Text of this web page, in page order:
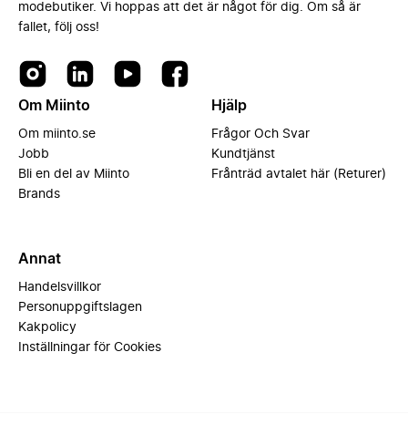
modebutiker. Vi hoppas att det är något för dig. Om så är
fallet, följ oss!
Om Miinto
Om miinto.se
Jobb
Bli en del av Miinto
Brands
Hjälp
Frågor Och Svar
Kundtjänst
Frånträd avtalet här (Returer)
Annat
Handelsvillkor
Personuppgiftslagen
Kakpolicy
Inställningar för Cookies